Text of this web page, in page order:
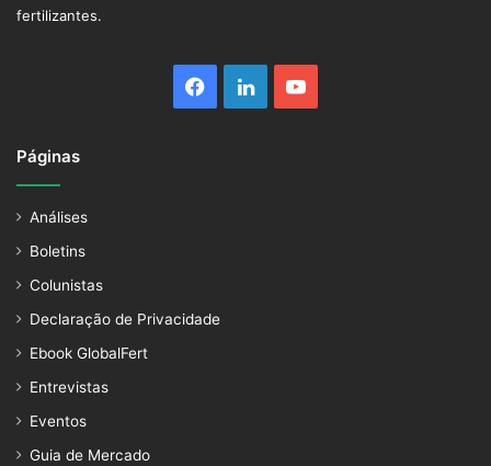
fertilizantes.
Facebook
LinkedinYouTube
Páginas
Análises
Boletins
Colunistas
Declaração de Privacidade
Ebook GlobalFert
Entrevistas
Eventos
Guia de Mercado